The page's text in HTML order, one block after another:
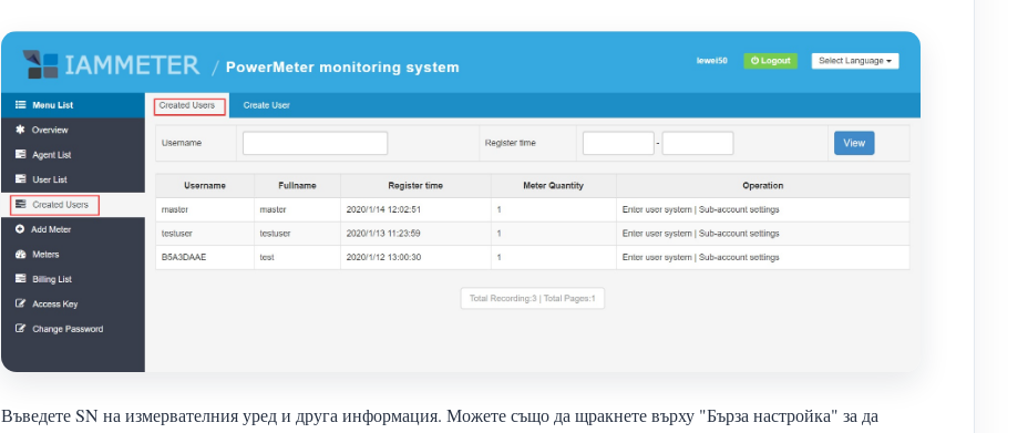
Въведете SN на измервателния уред и друга информация. Можете също да щракнете върху "Бърза настройка" за да